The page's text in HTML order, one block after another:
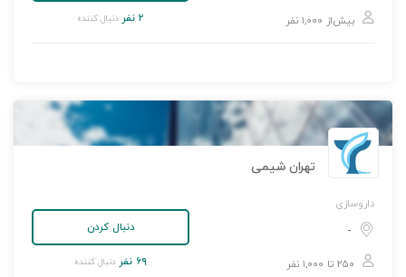
بیش‌از ۱,۰۰۰ نفر ۲ نفر دنبال کننده
تهران شیمی
داروسازی
-
۲۵۰ تا ۱,۰۰۰ نفر
دنبال کردن
۶۹ نفر دنبال کننده